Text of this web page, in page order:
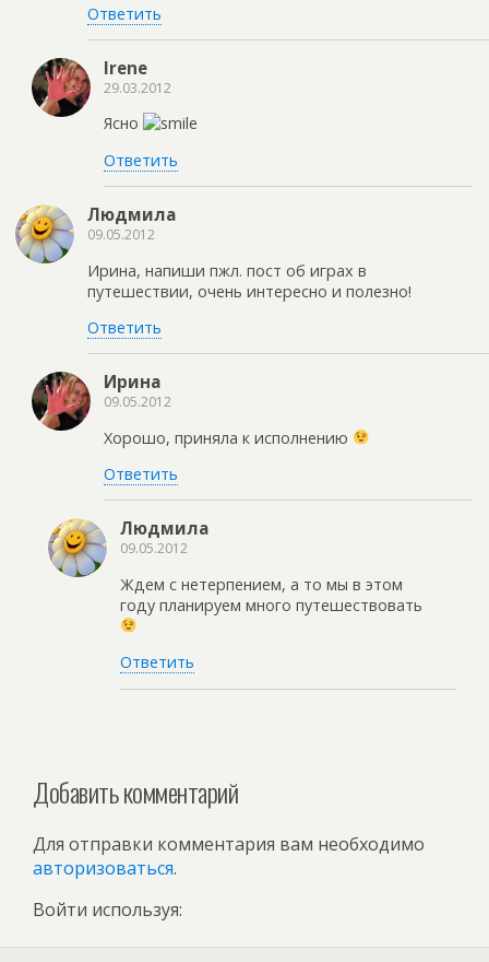
Ответить
Irene
29.03.2012
Ясно
Ответить
Людмила
09.05.2012
Ирина, напиши пжл. пост об играх в
путешествии, очень интересно и полезно!
Ответить
Ирина
09.05.2012
Хорошо, приняла к исполнению
Ответить
Людмила
09.05.2012
Ждем с нетерпением, а то мы в этом
году планируем много путешествовать
Ответить
Добавить комментарий
Для отправки комментария вам необходимо
авторизоваться.
Войти используя: